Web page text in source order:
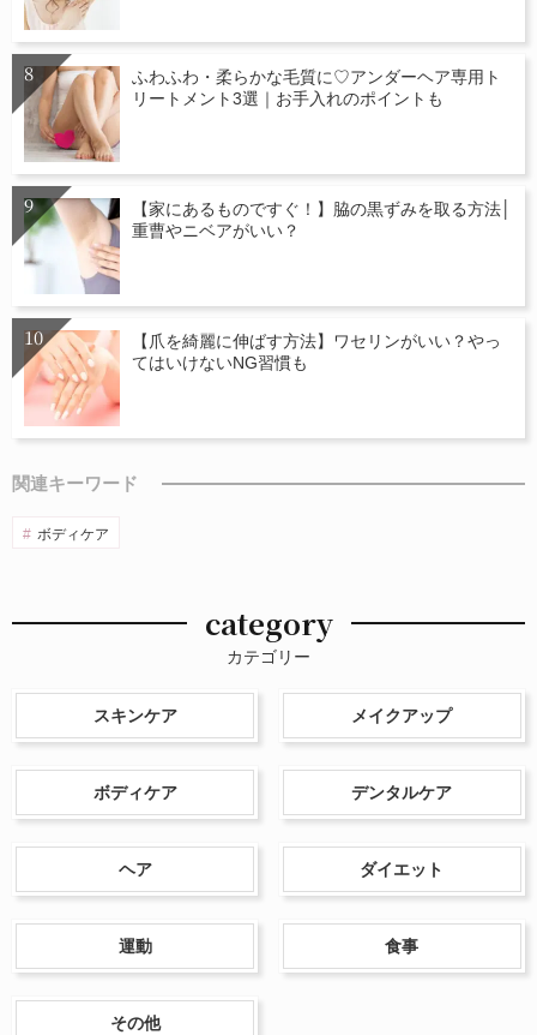
ふわふわ・柔らかな毛質に♡アンダーヘア専用ト
リートメント3選｜お手入れのポイントも
【家にあるものですぐ！】脇の黒ずみを取る方法│
重曹やニベアがいい？
【爪を綺麗に伸ばす方法】ワセリンがいい？やっ
てはいけないNG習慣も
関連キーワード
ボディケア
category
カテゴリー
スキンケア メイクアップ
ボディケア デンタルケア
ヘア ダイエット
運動 食事
その他